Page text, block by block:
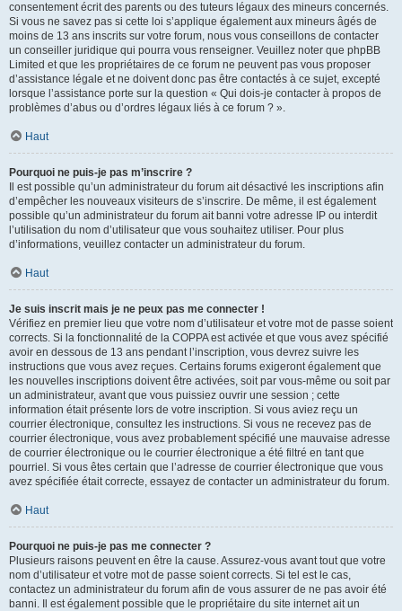
consentement écrit des parents ou des tuteurs légaux des mineurs concernés.
Si vous ne savez pas si cette loi s’applique également aux mineurs âgés de
moins de 13 ans inscrits sur votre forum, nous vous conseillons de contacter
un conseiller juridique qui pourra vous renseigner. Veuillez noter que phpBB
Limited et que les propriétaires de ce forum ne peuvent pas vous proposer
d’assistance légale et ne doivent donc pas être contactés à ce sujet, excepté
lorsque l’assistance porte sur la question « Qui dois-je contacter à propos de
problèmes d’abus ou d’ordres légaux liés à ce forum ? ».
Haut
Pourquoi ne puis-je pas m’inscrire ?
Il est possible qu’un administrateur du forum ait désactivé les inscriptions afin
d’empêcher les nouveaux visiteurs de s’inscrire. De même, il est également
possible qu’un administrateur du forum ait banni votre adresse IP ou interdit
l’utilisation du nom d’utilisateur que vous souhaitez utiliser. Pour plus
d’informations, veuillez contacter un administrateur du forum.
Haut
Je suis inscrit mais je ne peux pas me connecter !
Vérifiez en premier lieu que votre nom d’utilisateur et votre mot de passe soient
corrects. Si la fonctionnalité de la COPPA est activée et que vous avez spécifié
avoir en dessous de 13 ans pendant l’inscription, vous devrez suivre les
instructions que vous avez reçues. Certains forums exigeront également que
les nouvelles inscriptions doivent être activées, soit par vous-même ou soit par
un administrateur, avant que vous puissiez ouvrir une session ; cette
information était présente lors de votre inscription. Si vous aviez reçu un
courrier électronique, consultez les instructions. Si vous ne recevez pas de
courrier électronique, vous avez probablement spécifié une mauvaise adresse
de courrier électronique ou le courrier électronique a été filtré en tant que
pourriel. Si vous êtes certain que l’adresse de courrier électronique que vous
avez spécifiée était correcte, essayez de contacter un administrateur du forum.
Haut
Pourquoi ne puis-je pas me connecter ?
Plusieurs raisons peuvent en être la cause. Assurez-vous avant tout que votre
nom d’utilisateur et votre mot de passe soient corrects. Si tel est le cas,
contactez un administrateur du forum afin de vous assurer de ne pas avoir été
banni. Il est également possible que le propriétaire du site internet ait un